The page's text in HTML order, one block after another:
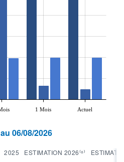
1 Mois Actuel
06/08/2026
2025 ESTIMATION 2026⁽⁸⁾